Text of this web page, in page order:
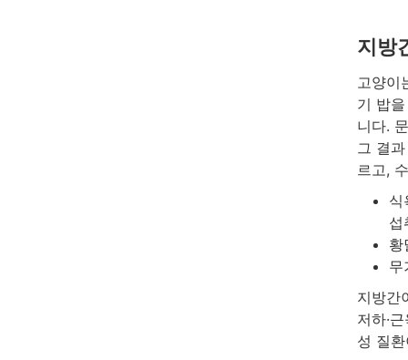
지방
고양이
기 밥
니다.
그 결
르고,
식
섭
황
무
지방간
저하·
성 질